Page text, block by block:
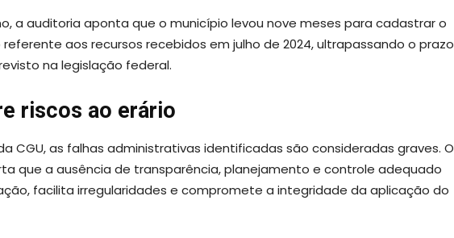
a auditoria aponta que o município levou nove meses para cadastrar o
aos recursos recebidos em julho de 2024, ultrapassando o prazo
na legislação federal.
riscos ao erário
CGU, as falhas administrativas identificadas são consideradas graves. O
que a ausência de transparência, planejamento e controle adequado
facilita irregularidades e compromete a integridade da aplicação do